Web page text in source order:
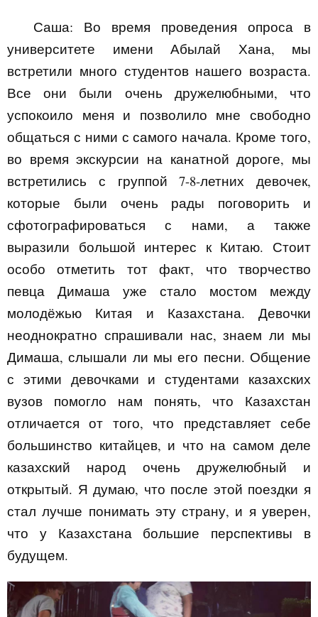
Саша: Во время проведения опроса в
университете имени Абылай Хана, мы
встретили много студентов нашего возраста.
Все они были очень дружелюбными, что
успокоило меня и позволило мне свободно
общаться с ними с самого начала. Кроме того,
во время экскурсии на канатной дороге, мы
встретились с группой 7-8-летних девочек,
которые были очень рады поговорить и
сфотографироваться с нами, а также
выразили большой интерес к Китаю. Стоит
особо отметить тот факт, что творчество
певца Димаша уже стало мостом между
молодёжью Китая и Казахстана. Девочки
неоднократно спрашивали нас, знаем ли мы
Димаша, слышали ли мы его песни. Общение
с этими девочками и студентами казахских
вузов помогло нам понять, что Казахстан
отличается от того, что представляет себе
большинство китайцев, и что на самом деле
казахский народ очень дружелюбный и
открытый. Я думаю, что после этой поездки я
стал лучше понимать эту страну, и я уверен,
что у Казахстана большие перспективы в
будущем.